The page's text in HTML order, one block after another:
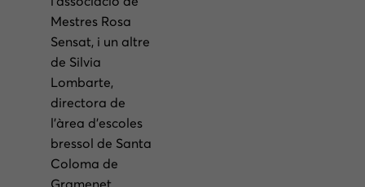
Mestres Rosa
Sensat, i un altre
de Silvia
Lombarte,
directora de
l’àrea d’escoles
bressol de Santa
Coloma de